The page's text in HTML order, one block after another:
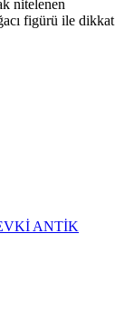
nitelenen
figürü ile dikkat
ANTİK